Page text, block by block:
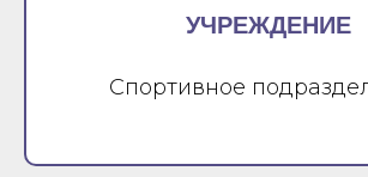
УЧРЕЖДЕНИЕ
Спортивное